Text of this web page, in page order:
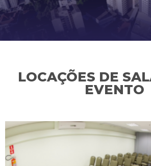
LOCAÇÕES DE
EVENTO